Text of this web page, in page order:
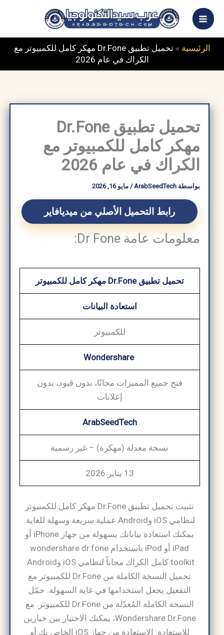
الرئيسية»
تحميل تطبيق Dr.Fone مهكر كامل للكمبيوتر مع
الكراك في عام 2026
تحميل تطبيق Dr.Fone
مهكر كامل للكمبيوتر مع
الكراك في عام 2026
بواسطة ArabSeedTech
/مايو 16, 2026
رابط التحميل الأصلي من ميديافاير
معلومات عامة Dr Fone:
تحميل تطبيق Dr.Fone مهكر كامل للكمبيوتر
استعادة البيانات
للكمبيوتر
فتح جميع المميزات مجانًا، بدون قيود، بدون
إعلانات
ArabSeedTech
نسخة معدلة (مهكرة) – غير رسمية
13 يناير 2026
تثبيت تحميل تطبيق Dr.Fone مهكر كامل للكمبيوتر
لنظامي iOS وAndroid عملية سريعة وسهلة للغاية.
يمكنك استعادة بياناتك بسهولة من جهاز iPhone أو
iPad أو iPod باستخدام wondershare dr.fone
toolkit كامل الكراك مجاناً لنظامي iOS وAndroid.
تحميل النسخة الكاملة من Dr.Fone للكمبيوتر مع
التفعيل يجعل استخدامها في غاية السهولة. حمّل
النسخة الكاملة المُعدّلة من Dr.Fone للكمبيوتر. مع
Wondershare Dr.Fone، يمكنك الاختيار بين خيارين
للاستعادة: الاستعادة من جهاز iOS الخاص بك أو